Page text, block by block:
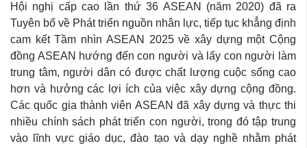
Hội nghị cấp cao lần thứ 36 ASEAN (năm 2020) đã ra
Tuyên bố về Phát triển nguồn nhân lực, tiếp tục khẳng định
cam kết Tầm nhìn ASEAN 2025 về xây dựng một Cộng
đồng ASEAN hướng đến con người và lấy con người làm
trung tâm, người dân có được chất lượng cuộc sống cao
hơn và hưởng các lợi ích của việc xây dựng cộng đồng.
Các quốc gia thành viên ASEAN đã xây dựng và thực thi
nhiều chính sách phát triển con người, trong đó tập trung
vào lĩnh vực giáo dục, đào tạo và dạy nghề nhằm phát